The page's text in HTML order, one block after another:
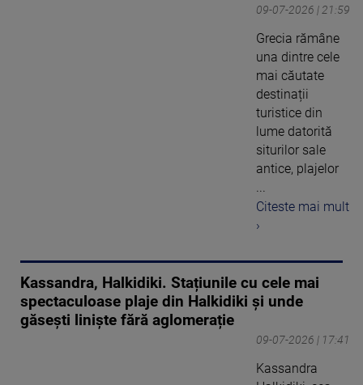
09-07-2026 | 21:59
Grecia rămâne
una dintre cele
mai căutate
destinații
turistice din
lume datorită
siturilor sale
antice, plajelor
Citeste mai mult
›
Kassandra, Halkidiki. Stațiunile cu cele mai
spectaculoase plaje din Halkidiki și unde
găsești liniște fără aglomerație
09-07-2026 | 17:41
Kassandra